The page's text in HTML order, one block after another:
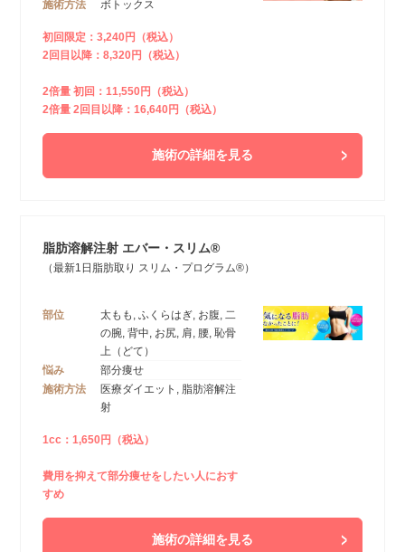
施術方法
ボトックス
初回限定：3,240円（税込）
2回目以降：8,320円（税込）
2倍量 初回：11,550円（税込）
2倍量 2回目以降：16,640円（税込）
施術の詳細を見る
脂肪溶解注射 エバー・スリム®
（最新1日脂肪取り スリム・プログラム®）
部位
太もも, ふくらはぎ, お腹, 二
の腕, 背中, お尻, 肩, 腰, 恥骨
上（どて）
悩み
部分痩せ
施術方法
医療ダイエット, 脂肪溶解注
射
1cc：1,650円（税込）
費用を抑えて部分痩せをしたい人におす
すめ
施術の詳細を見る